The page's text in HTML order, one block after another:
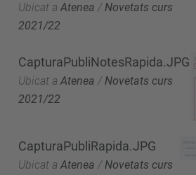
Ubicat a Atenea /Novetats curs
2021/22
CapturaPubliNotesRapida.JPG
Ubicat a Atenea / Novetats curs
2021/22
CapturaPubliRapida.JPG
Ubicat a Atenea / Novetats curs